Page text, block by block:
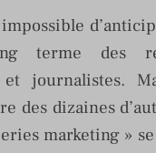
terme des
et journalistes.
des dizaines
marketing »